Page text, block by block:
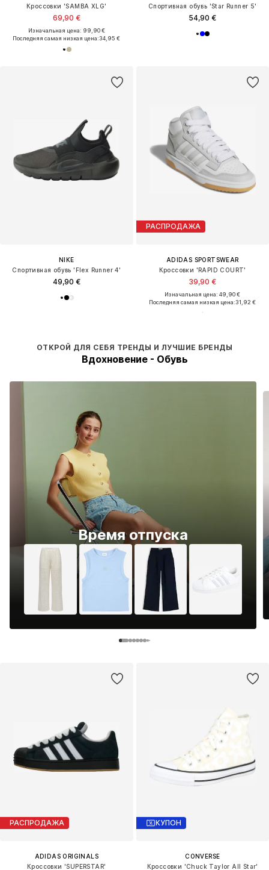
Кроссовки 'SAMBA XLG'
69,90 €
Изначальная цена: 99,90 €
Последняя самая низкая цена:34,95 €
Спортивная обувь 'Star Runner 5'
54,90 €
NIKE
Спортивная обувь 'Flex Runner 4'
49,90 €
РАСПРОДАЖА
ADIDAS SPORTSWEAR
Кроссовки 'RAPID COURT'
39,90 €
Изначальная цена: 49,90 €
Последняя самая низкая цена:31,92 €
ОТКРОЙ ДЛЯ СЕБЯ ТРЕНДЫ И ЛУЧШИЕ БРЕНДЫ
Вдохновение - Обувь
Время отпуска
РАСПРОДАЖА
ADIDAS ORIGINALS
Кроссовки 'SUPERSTAR'
КУПОН
CONVERSE
Кроссовки 'Chuck Taylor All Star'